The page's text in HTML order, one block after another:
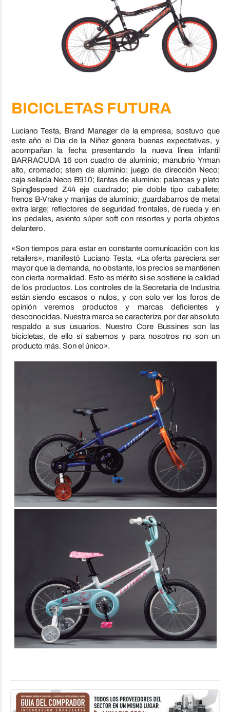
BICICLETAS FUTURA
Luciano Testa, Brand Manager de la empresa, sostuvo que
este año el Día de la Niñez genera buenas expectativas, y
acompañan la fecha presentando la nueva línea infantil
BARRACUDA 16 con cuadro de aluminio; manubrio Yrman
alto, cromado; stem de aluminio; juego de dirección Neco;
caja sellada Neco B910; llantas de aluminio; palancas y plato
Spinglespeed Z44 eje cuadrado; pie doble tipo caballete;
frenos B-Vrake y manijas de aluminio; guardabarros de metal
extra large; reflectores de seguridad frontales, de rueda y en
los pedales, asiento súper soft con resortes y porta objetos
delantero.
«Son tiempos para estar en constante comunicación con los
retailers», manifestó Luciano Testa. «La oferta pareciera ser
mayor que la demanda, no obstante, los precios se mantienen
con cierta normalidad. Esto es mérito si se sostiene la calidad
de los productos. Los controles de la Secretaría de Industria
están siendo escasos o nulos, y con solo ver los foros de
opinión veremos productos y marcas deficientes y
desconocidas. Nuestra marca se caracteriza por dar absoluto
respaldo a sus usuarios. Nuestro Core Bussines son las
bicicletas, de ello sí sabemos y para nosotros no son un
producto más. Son el único».